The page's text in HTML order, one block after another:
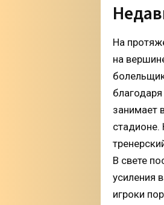
На
на
занимает
В свете
усиления
игроки